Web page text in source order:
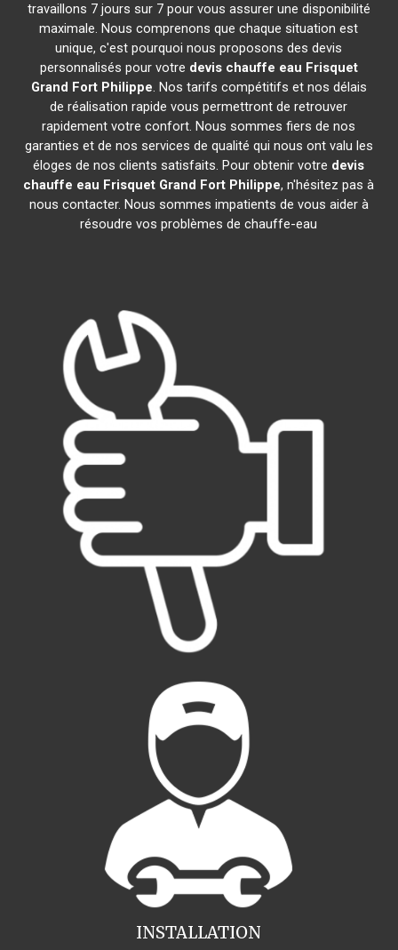
travaillons 7 jours sur 7 pour vous assurer une disponibilité
maximale. Nous comprenons que chaque situation est
unique, c'est pourquoi nous proposons des devis
personnalisés pour votre devis chauffe eau Frisquet
Grand Fort Philippe. Nos tarifs compétitifs et nos délais
de réalisation rapide vous permettront de retrouver
rapidement votre confort. Nous sommes fiers de nos
garanties et de nos services de qualité qui nous ont valu les
éloges de nos clients satisfaits. Pour obtenir votre devis
chauffe eau Frisquet Grand Fort Philippe, n'hésitez pas à
nous contacter. Nous sommes impatients de vous aider à
résoudre vos problèmes de chauffe-eau
INSTALLATION